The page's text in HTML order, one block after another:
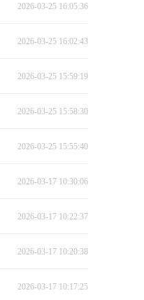
2026-03-25 16:05:36
2026-03-25 16:02:43
2026-03-25 15:59:19
2026-03-25 15:58:30
2026-03-25 15:55:40
2026-03-17 10:30:06
2026-03-17 10:22:37
2026-03-17 10:20:38
2026-03-17 10:17:25